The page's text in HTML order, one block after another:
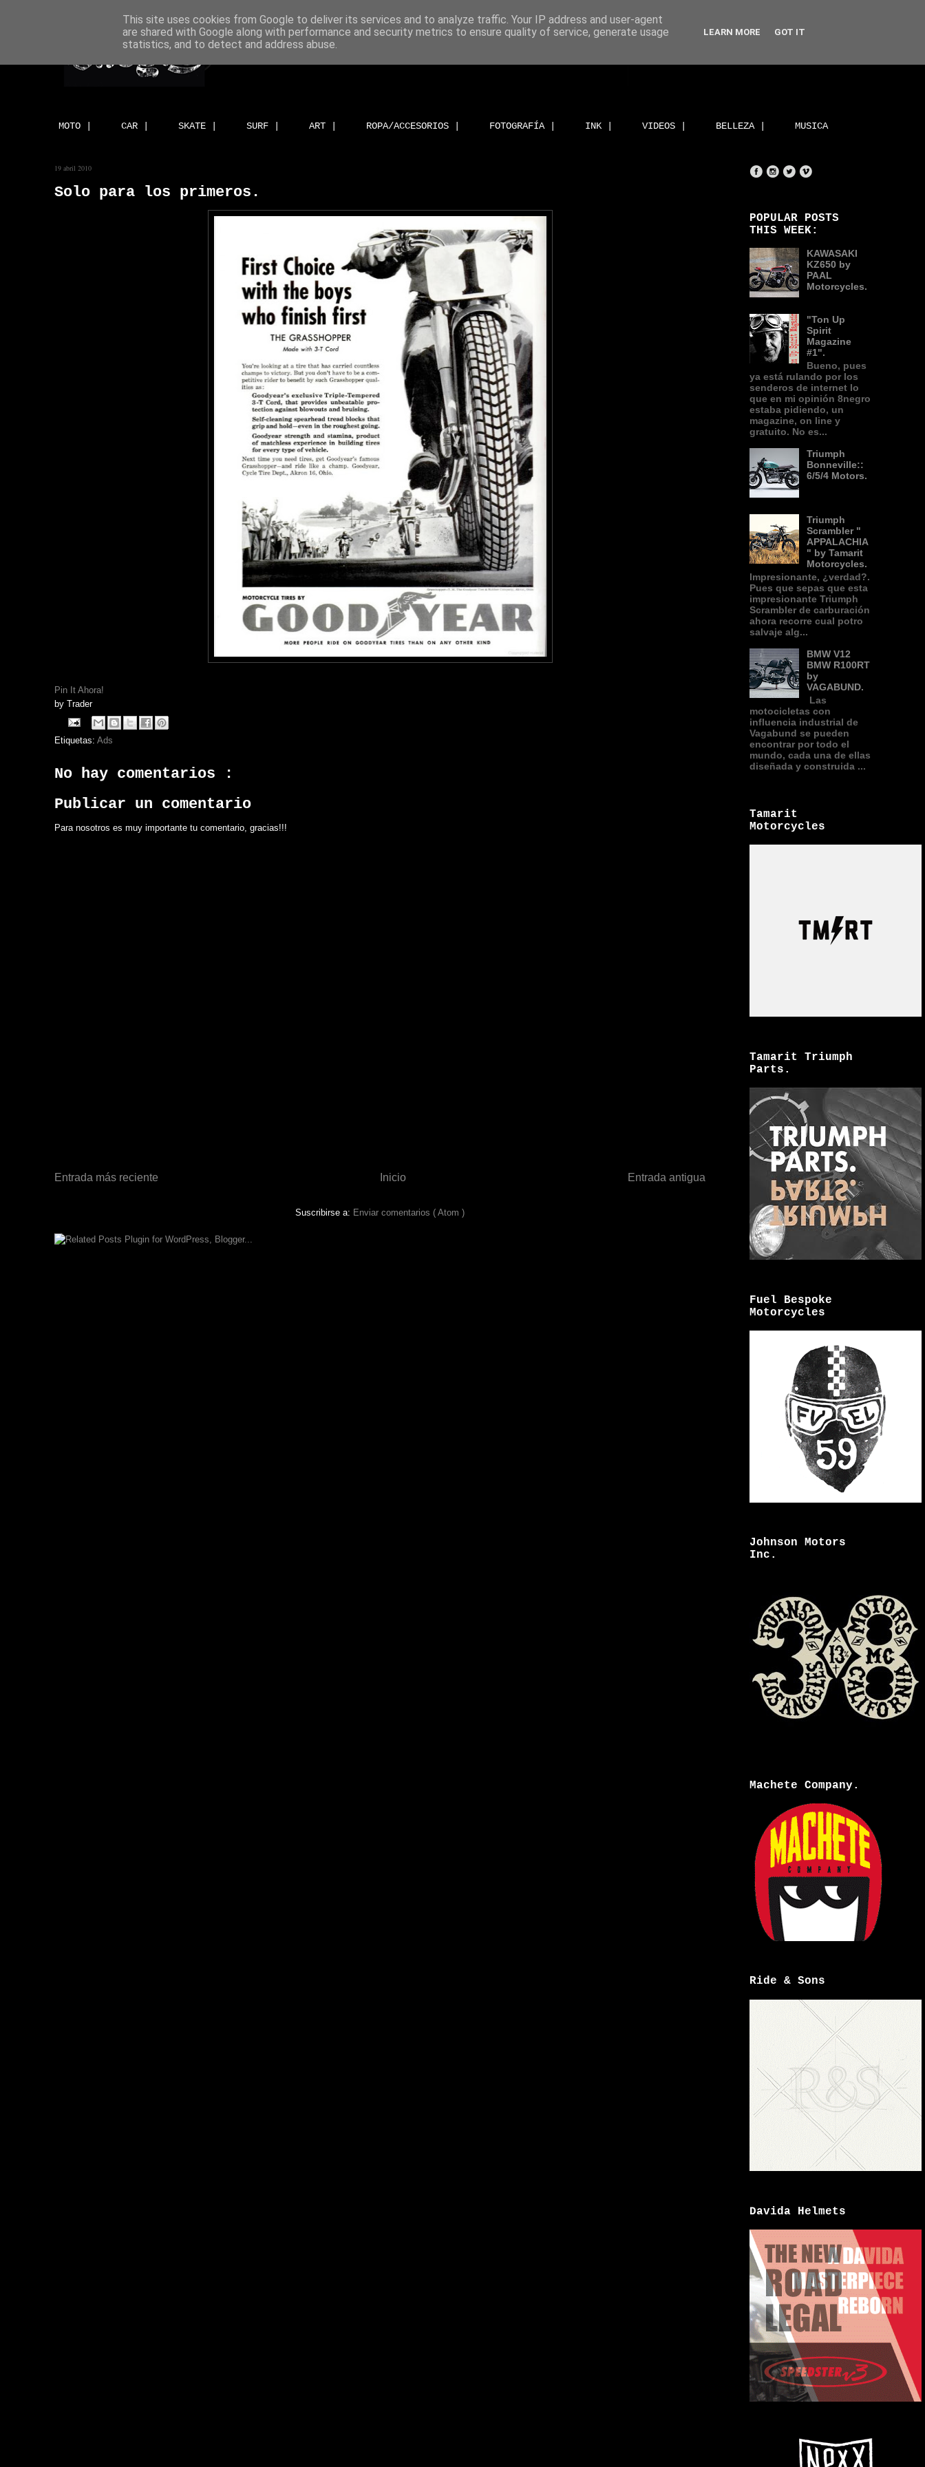
MOTO | CAR | SKATE | SURF | ART | ROPA/ACCESORIOS | FOTOGRAFÍA | INK | VIDEOS | BELLEZA | MUSICA
19 abril 2010
Solo para los primeros.
Pin It Ahora!
by Trader
Etiquetas: Ads
No hay comentarios :
Publicar un comentario
Para nosotros es muy importante tu comentario, gracias!!!
Entrada más reciente Entrada antigua
Inicio
Suscribirse a: Enviar comentarios ( Atom )
POPULAR POSTS
THIS WEEK:
KAWASAKI
KZ650 by
PAAL
Motorcycles.
"Ton Up
Spirit
Magazine
#1".
Bueno, pues
ya está rulando por los
senderos de internet lo
que en mi opinión 8negro
estaba pidiendo, un
magazine, on line y
gratuito. No es...
Triumph
Bonneville::
6/5/4 Motors.
Triumph
Scrambler "
APPALACHIA
" by Tamarit
Motorcycles.
Impresionante, ¿verdad?.
Pues que sepas que esta
impresionante Triumph
Scrambler de carburación
ahora recorre cual potro
salvaje alg...
BMW V12
BMW R100RT
by
VAGABUND.
Las
motocicletas con
influencia industrial de
Vagabund se pueden
encontrar por todo el
mundo, cada una de ellas
diseñada y construida ...
Tamarit
Motorcycles
Tamarit Triumph
Parts.
Fuel Bespoke
Motorcycles
Johnson Motors
Inc.
Machete Company.
Ride & Sons
Davida Helmets
This site uses cookies from Google to deliver its services and to analyze traffic. Your IP address and user-agent
are shared with Google along with performance and security metrics to ensure quality of service, generate usage
statistics, and to detect and address abuse.
LEARN MORE GOT IT